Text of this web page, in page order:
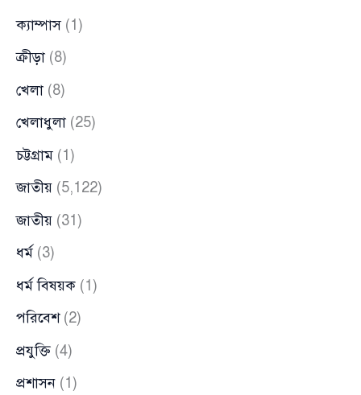
ক্যাম্পাস(1)
ক্রীড়া (8)
খেলা (8)
খেলাধুলা (25)
চট্টগ্রাম (1)
জাতীয় (5,122)
জাতীয় (31)
ধর্ম (3)
ধর্ম বিষয়ক (1)
পরিবেশ(2)
প্রযুক্তি (4)
প্রশাসন (1)